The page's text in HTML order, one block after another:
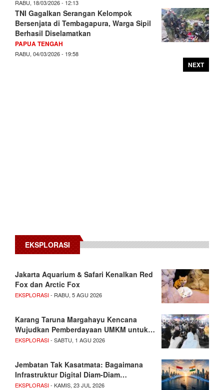
RABU, 18/03/2026 - 12:13
TNI Gagalkan Serangan Kelompok
Bersenjata di Tembagapura, Warga Sipil
Berhasil Diselamatkan
PAPUA TENGAH
RABU, 04/03/2026 - 19:58
NEXT
EKSPLORASI
Jakarta Aquarium & Safari Kenalkan Red
Fox dan Arctic Fox
EKSPLORASI- RABU, 5 AGU 2026
Karang Taruna Margahayu Kencana
Wujudkan Pemberdayaan UMKM untuk…
EKSPLORASI- SABTU, 1 AGU 2026
Jembatan Tak Kasatmata: Bagaimana
Infrastruktur Digital Diam-Diam…
EKSPLORASI- KAMIS, 23 JUL 2026